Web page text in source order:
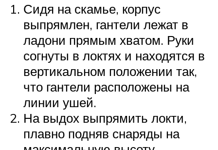
Сидя на скамье, корпус
выпрямлен, гантели лежат в
ладони прямым хватом. Руки
согнуты в локтях и находятся в
вертикальном положении так,
что гантели расположены на
линии ушей.
На выдох выпрямить локти,
плавно подняв снаряды на